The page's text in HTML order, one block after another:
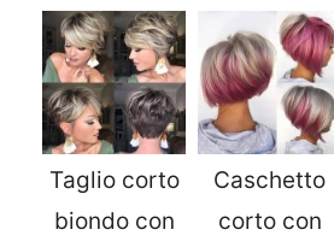
Taglio corto
biondo con
Caschetto
corto con